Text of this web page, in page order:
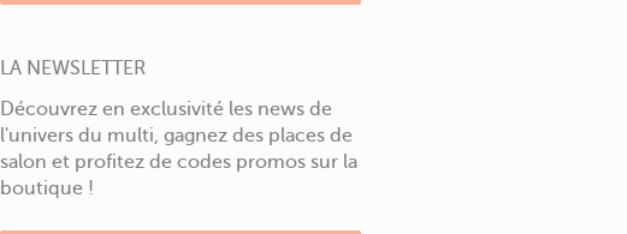
LA NEWSLETTER
Découvrez en exclusivité les news de
l'univers du multi, gagnez des places de
salon et profitez de codes promos sur la
boutique !